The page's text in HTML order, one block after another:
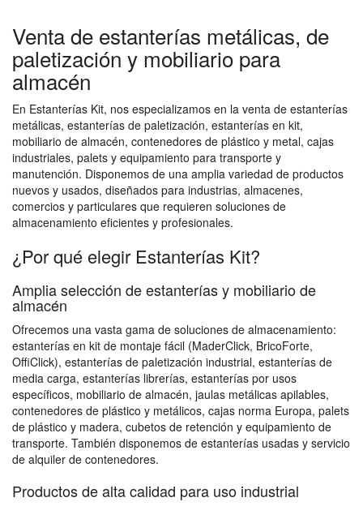
Venta de estanterías metálicas, de
paletización y mobiliario para
almacén
En Estanterías Kit, nos especializamos en la venta de estanterías
metálicas, estanterías de paletización, estanterías en kit,
mobiliario de almacén, contenedores de plástico y metal, cajas
industriales, palets y equipamiento para transporte y
manutención. Disponemos de una amplia variedad de productos
nuevos y usados, diseñados para industrias, almacenes,
comercios y particulares que requieren soluciones de
almacenamiento eficientes y profesionales.
¿Por qué elegir Estanterías Kit?
Amplia selección de estanterías y mobiliario de
almacén
Ofrecemos una vasta gama de soluciones de almacenamiento:
estanterías en kit de montaje fácil (MaderClick, BricoForte,
OffiClick), estanterías de paletización industrial, estanterías de
media carga, estanterías librerías, estanterías por usos
específicos, mobiliario de almacén, jaulas metálicas apilables,
contenedores de plástico y metálicos, cajas norma Europa, palets
de plástico y madera, cubetos de retención y equipamiento de
transporte. También disponemos de estanterías usadas y servicio
de alquiler de contenedores.
Productos de alta calidad para uso industrial